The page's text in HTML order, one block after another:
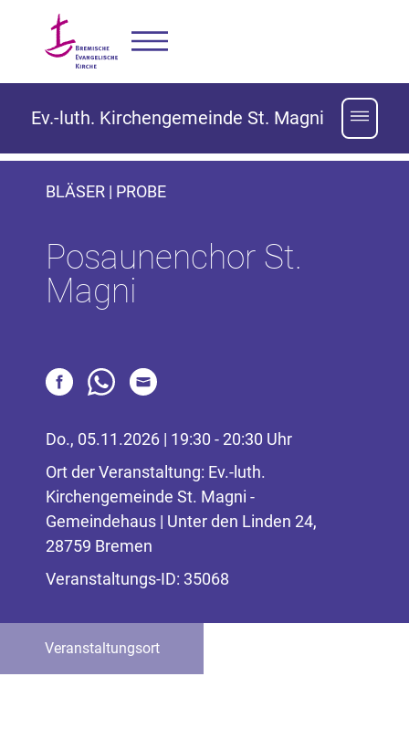
Ev.-luth. Kirchengemeinde St. Magni
BLÄSER | PROBE
Posaunenchor St.
Magni
Do., 05.11.2026 | 19:30 - 20:30 Uhr
Ort der Veranstaltung: Ev.-luth.
Kirchengemeinde St. Magni -
Gemeindehaus | Unter den Linden 24,
28759 Bremen
Veranstaltungs-ID: 35068
Veranstaltungsort